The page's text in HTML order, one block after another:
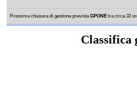
Prossima chiusura di gestione previstaGPONEtra circa 32
Classifica